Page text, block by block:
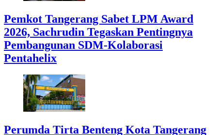
Pemkot Tangerang Sabet LPM Award
2026, Sachrudin Tegaskan Pentingnya
Pembangunan SDM-Kolaborasi
Pentahelix
Perumda Tirta Benteng Kota Tangerang